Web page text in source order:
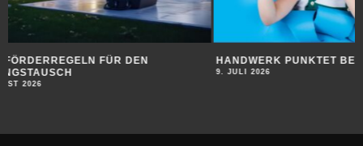
HANDWERK PUNKTET BEI JUGENDLICHEN
9. JULI 2026
SUBSTANZ FÜR
9. JULI 2026